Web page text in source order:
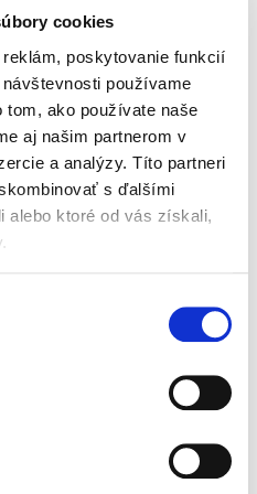
cookies
poskytovanie funkcií
používame
tom, ako používate naše
aj našim partnerom v
a analýzy. Títo partneri
s ďalšími
alebo ktoré od vás získali,
do rôznych
prof. JUDr.
je tvorený
na otázky bankovej
prostredia, z
bankového
európskom
predpokladom